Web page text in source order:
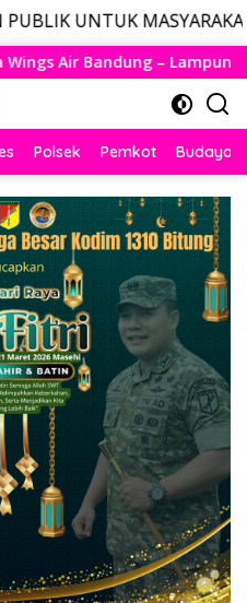
LAYANAN
Mengudara, Husein
Polsek Pemkot Budaya